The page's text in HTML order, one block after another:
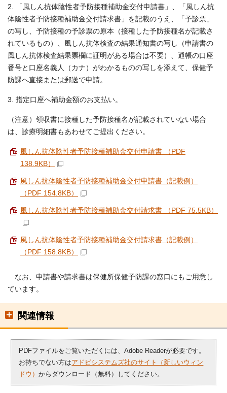
2. 「風しん抗体陰性者予防接種補助金交付申請書」、「風しん抗
体陰性者予防接種補助金交付請求書」を記載のうえ、「予診票」
の写し、予防接種の予診票の原本（接種した予防接種名が記載さ
れているもの）、風しん抗体検査の結果通知書の写し（申請書の
風しん抗体検査結果票欄に証明がある場合は不要）、通帳の口座
番号と口座名義人（カナ）がわかるものの写しを添えて、保健予
防課へ直接または郵送で申請。
3. 指定口座へ補助金額のお支払い。
（注意）領収書に接種した予防接種名が記載されていない場合
は、診療明細書もあわせてご提出ください。
風しん抗体陰性者予防接種補助金交付申請書 （PDF
138.9KB）
風しん抗体陰性者予防接種補助金交付申請書（記載例）
（PDF 154.8KB）
風しん抗体陰性者予防接種補助金交付請求書 （PDF 75.5KB）
風しん抗体陰性者予防接種補助金交付請求書（記載例）
（PDF 158.8KB）
なお、申請書や請求書は保健所保健予防課の窓口にもご用意し
ています。
関連情報
PDFファイルをご覧いただくには、Adobe Readerが必要です。
お持ちでない方はアドビシステムズ社のサイト（新しいウィン
ドウ）からダウンロード（無料）してください。